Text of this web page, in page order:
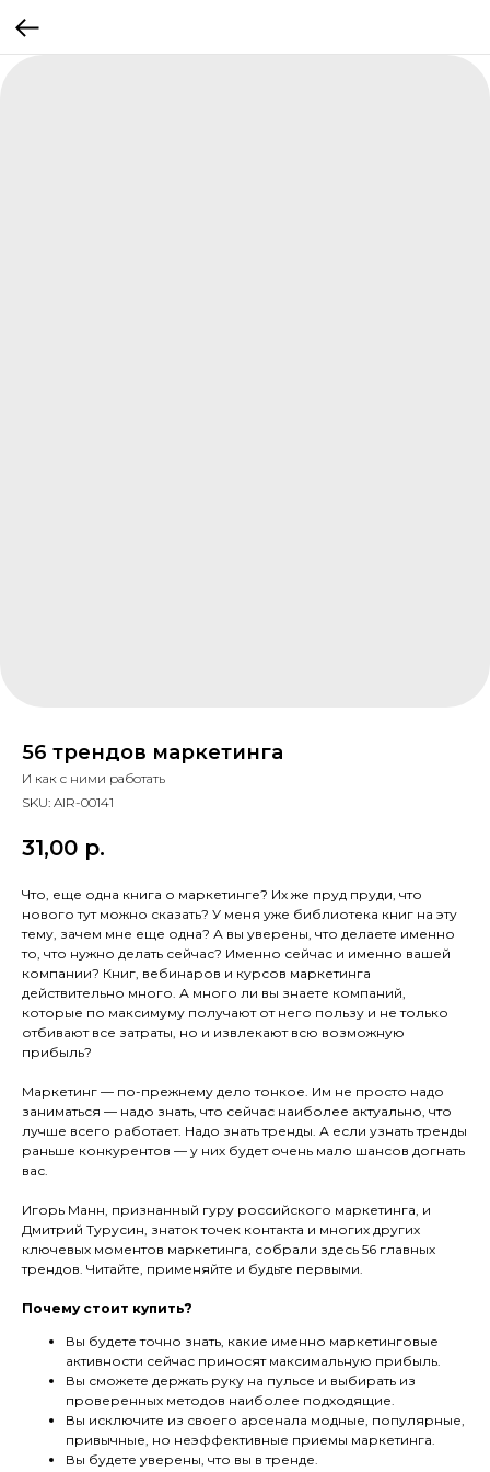
56 трендов маркетинга
И как с ними работать
SKU: AIR-00141
31,00 р.
Что, еще одна книга о маркетинге? Их же пруд пруди, что
нового тут можно сказать? У меня уже библиотека книг на эту
тему, зачем мне еще одна? А вы уверены, что делаете именно
то, что нужно делать сейчас? Именно сейчас и именно вашей
компании? Книг, вебинаров и курсов маркетинга
действительно много. А много ли вы знаете компаний,
которые по максимуму получают от него пользу и не только
отбивают все затраты, но и извлекают всю возможную
прибыль?
Маркетинг — по-прежнему дело тонкое. Им не просто надо
заниматься — надо знать, что сейчас наиболее актуально, что
лучше всего работает. Надо знать тренды. А если узнать тренды
раньше конкурентов — у них будет очень мало шансов догнать
вас.
Игорь Манн, признанный гуру российского маркетинга, и
Дмитрий Турусин, знаток точек контакта и многих других
ключевых моментов маркетинга, собрали здесь 56 главных
трендов. Читайте, применяйте и будьте первыми.
Почему стоит купить?
Вы будете точно знать, какие именно маркетинговые
активности сейчас приносят максимальную прибыль.
Вы сможете держать руку на пульсе и выбирать из
проверенных методов наиболее подходящие.
Вы исключите из своего арсенала модные, популярные,
привычные, но неэффективные приемы маркетинга.
Вы будете уверены, что вы в тренде.